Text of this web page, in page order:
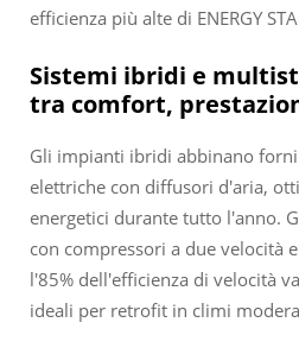
efficienza più alte di ENERGY
Sistemi ibridi e
tra comfort,
Gli impianti ibridi abbinano
elettriche con diffusori d'aria,
energetici durante tutto l'anno.
con compressori a due velocità
l'85% dell'efficienza di velocità
ideali per retrofit in climi